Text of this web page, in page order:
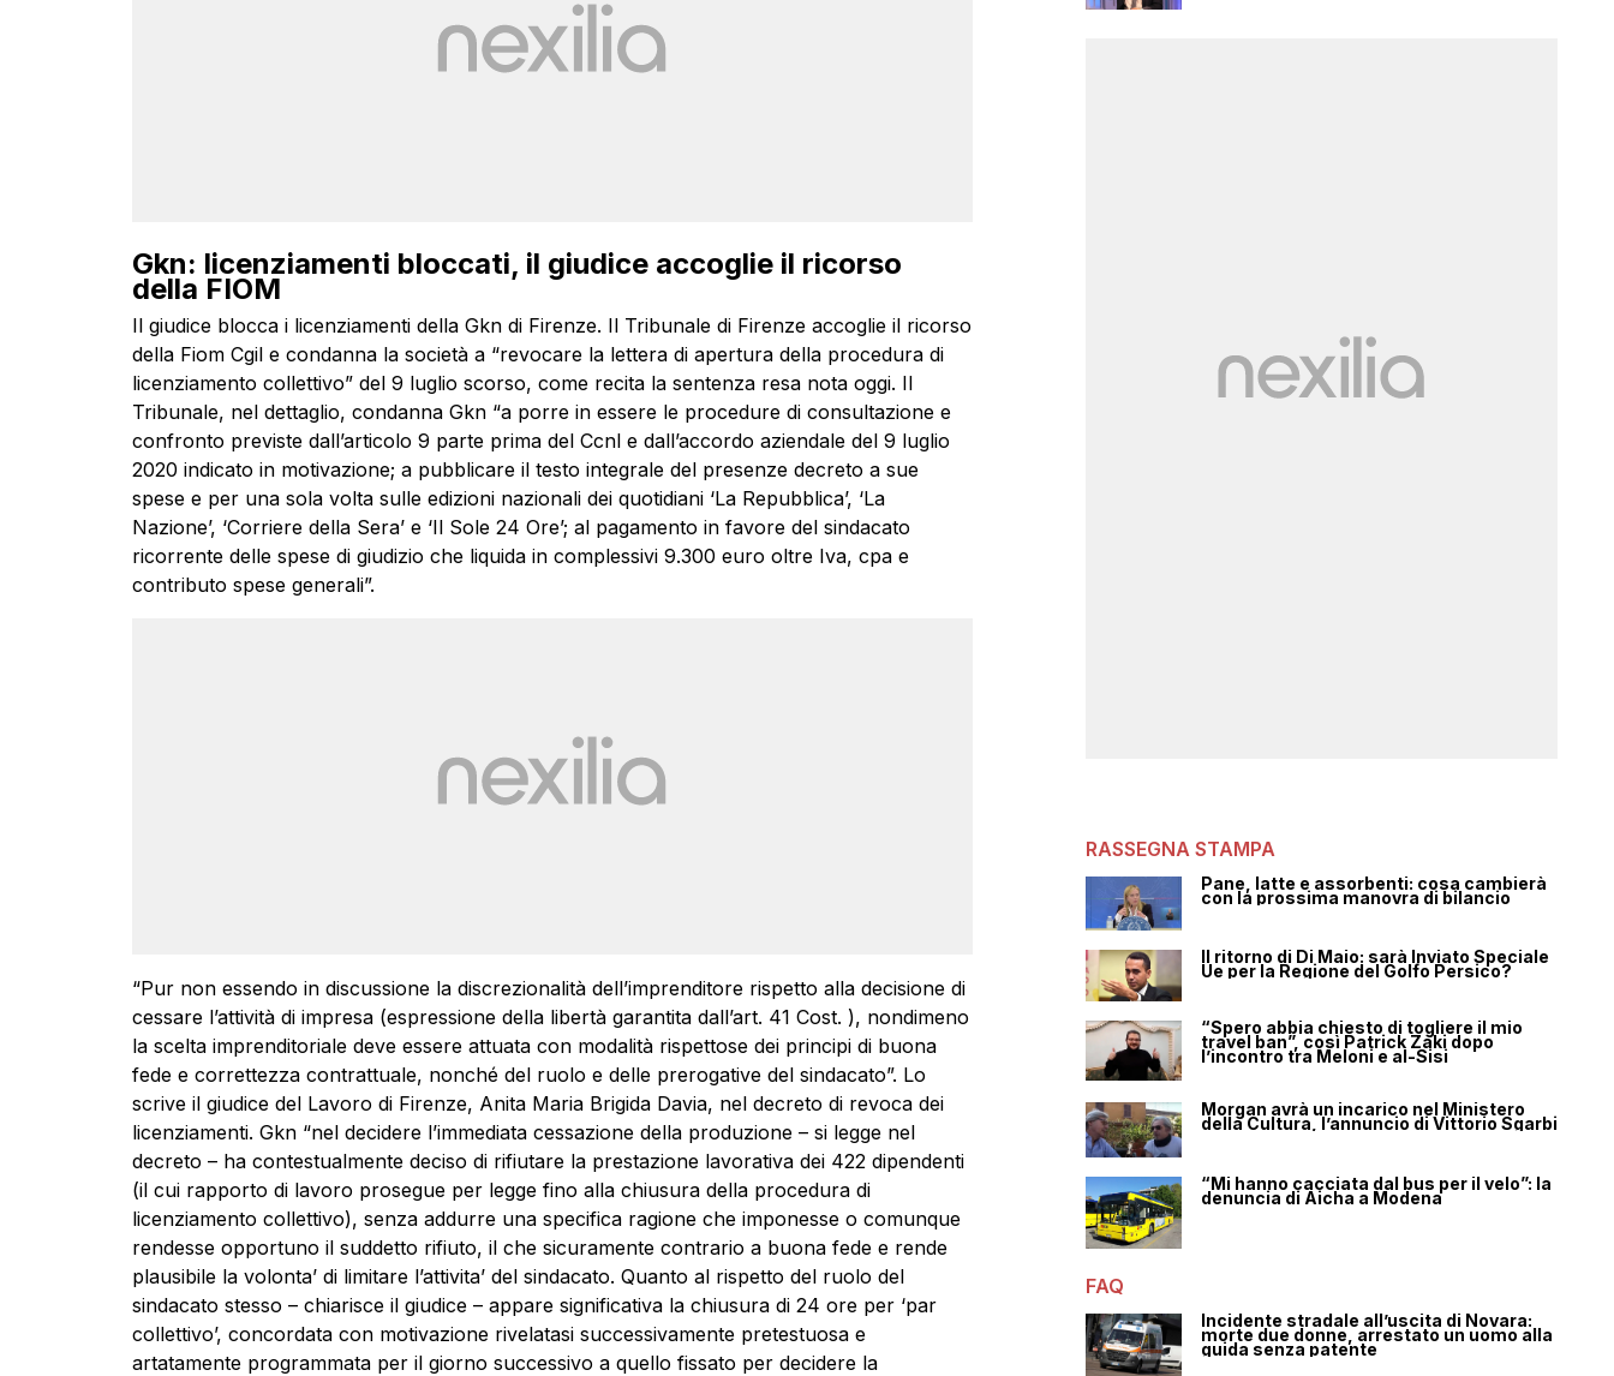
Gkn: licenziamenti bloccati, il giudice accoglie il ricorso
della FIOM
Il giudice blocca i licenziamenti della Gkn di Firenze. Il Tribunale di Firenze accoglie il ricorso
della Fiom Cgil e condanna la società a “revocare la lettera di apertura della procedura di
licenziamento collettivo” del 9 luglio scorso, come recita la sentenza resa nota oggi. Il
Tribunale, nel dettaglio, condanna Gkn “a porre in essere le procedure di consultazione e
confronto previste dall’articolo 9 parte prima del Ccnl e dall’accordo aziendale del 9 luglio
2020 indicato in motivazione; a pubblicare il testo integrale del presenze decreto a sue
spese e per una sola volta sulle edizioni nazionali dei quotidiani ‘La Repubblica’, ‘La
Nazione’, ‘Corriere della Sera’ e ‘Il Sole 24 Ore’; al pagamento in favore del sindacato
ricorrente delle spese di giudizio che liquida in complessivi 9.300 euro oltre Iva, cpa e
contributo spese generali”.
“Pur non essendo in discussione la discrezionalità dell’imprenditore rispetto alla decisione di
cessare l’attività di impresa (espressione della libertà garantita dall’art. 41 Cost. ), nondimeno
la scelta imprenditoriale deve essere attuata con modalità rispettose dei principi di buona
fede e correttezza contrattuale, nonché del ruolo e delle prerogative del sindacato”. Lo
scrive il giudice del Lavoro di Firenze, Anita Maria Brigida Davia, nel decreto di revoca dei
licenziamenti. Gkn “nel decidere l’immediata cessazione della produzione – si legge nel
decreto – ha contestualmente deciso di rifiutare la prestazione lavorativa dei 422 dipendenti
(il cui rapporto di lavoro prosegue per legge fino alla chiusura della procedura di
licenziamento collettivo), senza addurre una specifica ragione che imponesse o comunque
rendesse opportuno il suddetto rifiuto, il che sicuramente contrario a buona fede e rende
plausibile la volonta’ di limitare l’attivita’ del sindacato. Quanto al rispetto del ruolo del
sindacato stesso – chiarisce il giudice – appare significativa la chiusura di 24 ore per ‘par
collettivo’, concordata con motivazione rivelatasi successivamente pretestuosa e
artatamente programmata per il giorno successivo a quello fissato per decidere la
RASSEGNA STAMPA
Pane, latte e assorbenti: cosa cambierà
con la prossima manovra di bilancio
Il ritorno di Di Maio: sarà Inviato Speciale
Ue per la Regione del Golfo Persico?
“Spero abbia chiesto di togliere il mio
travel ban”, così Patrick Zaki dopo
l’incontro tra Meloni e al-Sisi
Morgan avrà un incarico nel Ministero
della Cultura, l’annuncio di Vittorio Sgarbi
“Mi hanno cacciata dal bus per il velo”: la
denuncia di Aicha a Modena
FAQ
Incidente stradale all’uscita di Novara:
morte due donne, arrestato un uomo alla
guida senza patente